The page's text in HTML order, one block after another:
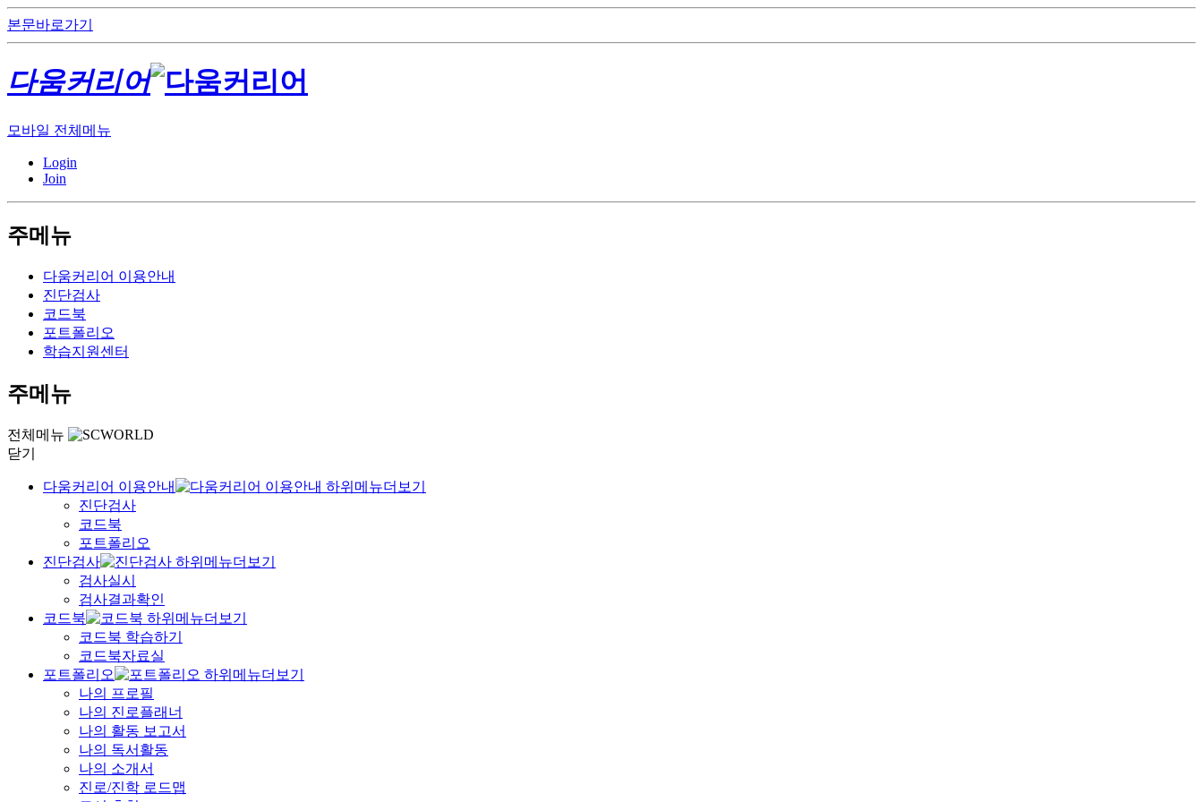
본문바로가기
다움커리어
모바일 전체메뉴
Login
Join
주메뉴
다움커리어 이용안내
진단검사
코드북
포트폴리오
학습지원센터
주메뉴
전체메뉴
닫기
다움커리어 이용안내
진단검사
코드북
포트폴리오
진단검사
검사실시
검사결과확인
코드북
코드북 학습하기
코드북자료실
포트폴리오
나의 프로필
나의 진로플래너
나의 활동 보고서
나의 독서활동
나의 소개서
진로/진학 로드맵